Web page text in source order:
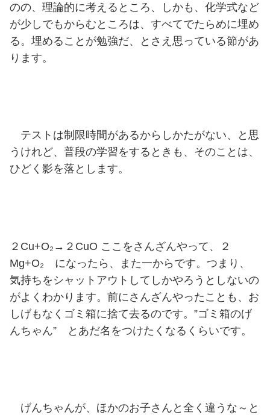
のの、理論的に考えるところ、しかも、化学式など
が少しでもからむところは、すべてでたらめに埋め
る。埋めることが勉強だ、とさえ思っている節があ
ります。
テストは制限時間があるからしかたがない、と思
うけれど、普段の学習をするときも、そのことは、
ひどく影を落とします。
２Cu+O₂→２CuO ここをさんざんやって、２
Mg+O₂ になったら、また一からです。つまり、
気持ちをシャットアウトしてしかやろうとしないの
がよくわかります。前にさんざんやったことも、お
しげもなくゴミ箱に捨て去るのです。”ゴミ箱のげ
んちゃん” とあだ名をつけたくなるくらいです。
げんちゃんが、ほかのお子さんと全く違うな～と